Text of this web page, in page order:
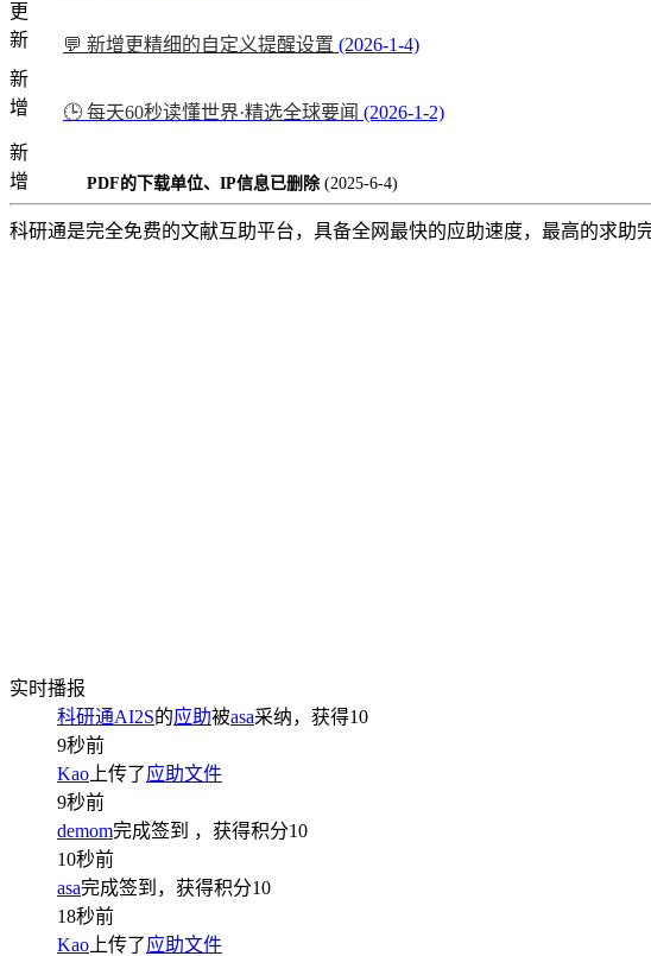
更
新
💬 新增更精细的自定义提醒设置 (2026-1-4)
新
增
🕒 每天60秒读懂世界·精选全球要闻 (2026-1-2)
新
增
PDF的下载单位、IP信息已删除 (2025-6-4)
科研通是完全免费的文献互助平台，具备全网最快的应助速度，最高的求助
实时播报
科研通AI2S的应助被asa采纳，获得10
9秒前
Kao 上传了应助文件
9秒前
demom完成签到 ，获得积分10
10秒前
asa完成签到，获得积分10
18秒前
Kao 上传了应助文件